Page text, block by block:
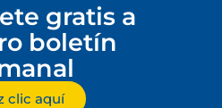
gratis a
boletín
clic aquí